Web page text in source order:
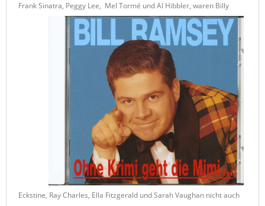
Frank Sinatra, Peggy Lee, Mel Tormé und Al Hibbler, waren Billy
Eckstine, Ray Charles, Ella Fitzgerald und Sarah Vaughan nicht auch